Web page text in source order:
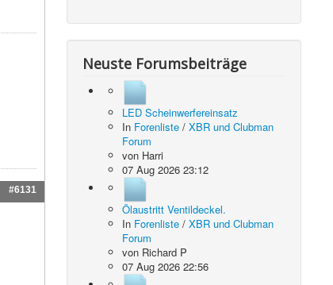
#6131
Neuste Forumsbeiträge
LED Scheinwerfereinsatz
In Forenliste /XBR und Clubman
Forum
von Harri
07 Aug 2026 23:12
Ölaustritt Ventildeckel.
In Forenliste /XBR und Clubman
Forum
von Richard P
07 Aug 2026 22:56